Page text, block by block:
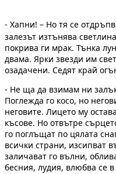
- Хапни! – Но тя се
залезът изтънява
покрива ги мрак. Тънка
двама. Ярки звезди им
озадачени. Седят край
- Не ща да взимам ни
Поглежда го косо, но
неговите. Лицето му
късове. Но отвътре
го поглъщат по цялата
всички страни, изсипват
заличават го вълни,
бесния, лудия, влюбва се